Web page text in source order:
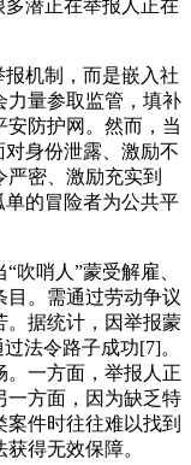
多潜正在举报人正在
机制，而是嵌入社
力量参取监管，填补
安防护网。然而，当
身份泄露、激励不
密、激励充实到
单的冒险者为公共平
哨人”蒙受解雇、
目。需通过劳动争议
。据统计，因举报蒙
法令路子成功[7]。
。一方面，举报人正
一方面，因为缺乏特
件时往往难以找到
得无效保障。